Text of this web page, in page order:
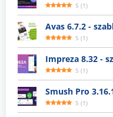
5 (1)
Avas 6.7.2 -
5 (1)
Impreza 8.32 -
5 (1)
5 (1)